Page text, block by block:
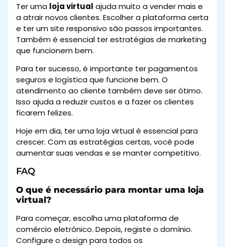
Ter uma loja virtual ajuda muito a vender mais e
a atrair novos clientes. Escolher a plataforma certa
e ter um site responsivo são passos importantes.
Também é essencial ter estratégias de marketing
que funcionem bem.
Para ter sucesso, é importante ter pagamentos
seguros e logística que funcione bem. O
atendimento ao cliente também deve ser ótimo.
Isso ajuda a reduzir custos e a fazer os clientes
ficarem felizes.
Hoje em dia, ter uma loja virtual é essencial para
crescer. Com as estratégias certas, você pode
aumentar suas vendas e se manter competitivo.
FAQ
O que é necessário para montar uma loja
virtual?
Para começar, escolha uma plataforma de
comércio eletrônico. Depois, registe o domínio.
Configure o design para todos os